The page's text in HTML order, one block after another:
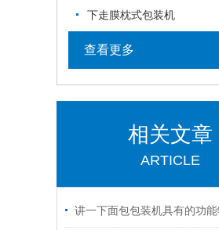
下走膜枕式包装机
查看更多
相关文章
ARTICLE
讲一下面包包装机具有的功能